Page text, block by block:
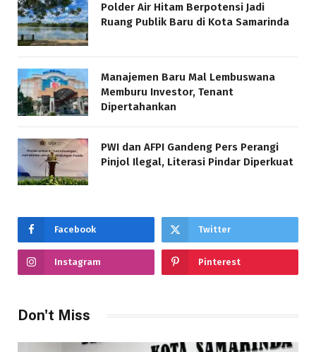
Polder Air Hitam Berpotensi Jadi
Ruang Publik Baru di Kota Samarinda
Manajemen Baru Mal Lembuswana
Memburu Investor, Tenant
Dipertahankan
PWI dan AFPI Gandeng Pers Perangi
Pinjol Ilegal, Literasi Pindar Diperkuat
Facebook Twitter
Instagram Pinterest
Don't Miss